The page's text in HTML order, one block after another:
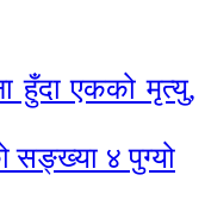
हुँदा एकको मृत्यु,
सङ्ख्या ४ पुग्यो